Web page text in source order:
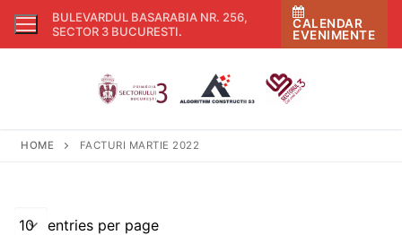
Skip
BULEVARDUL BASARABIA NR. 256,
SECTOR 3 BUCURESTI.
CALENDAR
EVENIMENTE
HOME FACTURI MARTIE 2022
entries per page